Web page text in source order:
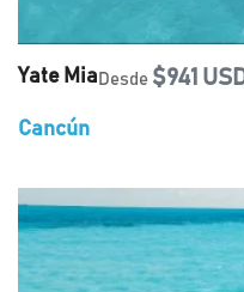
Yate Mia Desde $941
Cancún